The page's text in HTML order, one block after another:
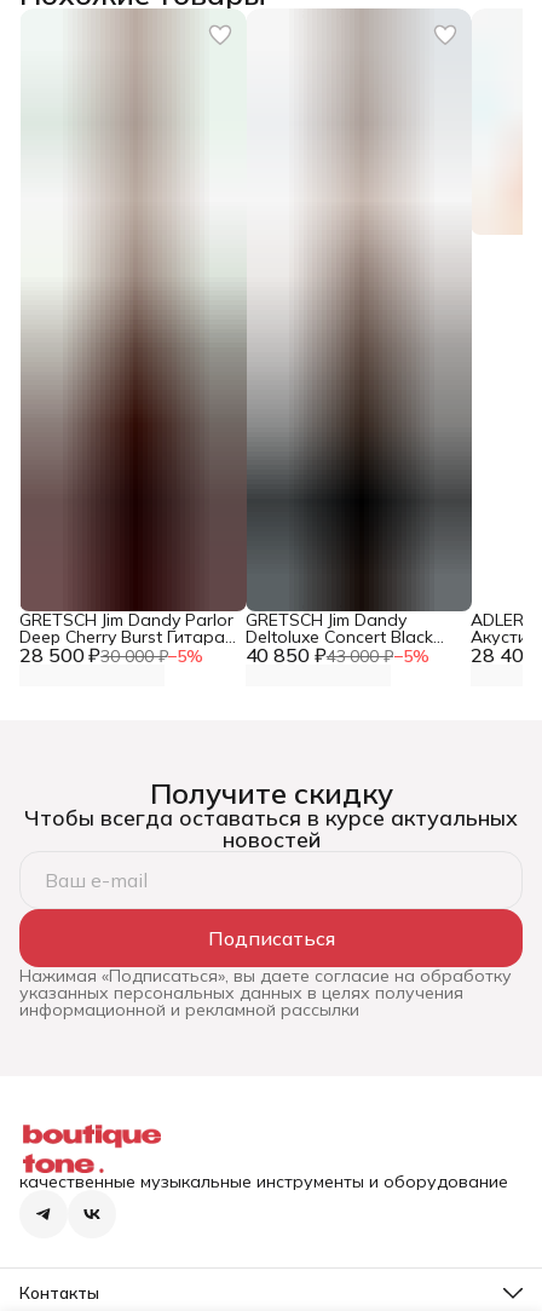
28 500 ₽30 000 ₽−5%
GRETSCH Jim Dandy Parlor
Deep Cherry Burst Гитара
акустическая 40 850 ₽43 000 ₽−5%
GRETSCH Jim Dandy
Deltoluxe Concert Black
Top Гитара 28 405
ADLER
Получите скидку
Чтобы всегда оставаться в курсе актуальных
новостей
Подписаться
Нажимая «Подписаться», вы даете согласие на обработку
указанных персональных данных в целях получения
информационной и рекламной рассылки
качественные музыкальные инструменты и оборудование
Контакты